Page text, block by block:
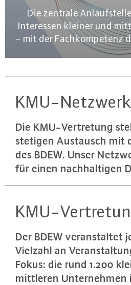
Die zentrale
Interessen kleiner und
- mit der Fachkompetenz
KMU-Netz­werk
Die KMU-Ver­tre­tung
stetigen Austausch mit
des BDEW. Unser
für einen nach­hal­ti­gen
KMU-
Der BDEW ver­an­stal­tet
Vielzahl an
Fokus: die rund 1.200
mittleren Un­ter­neh­men